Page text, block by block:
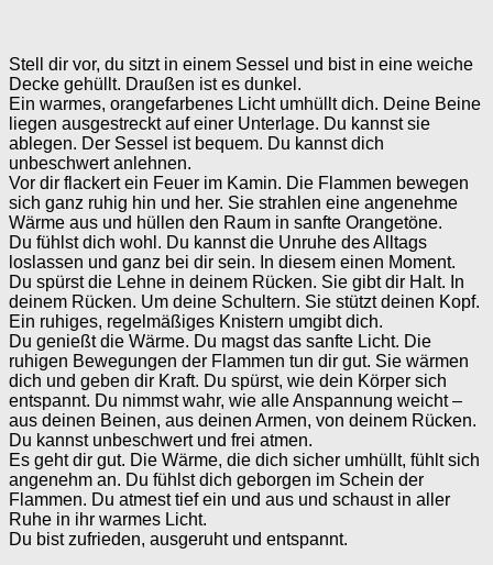
Stell dir vor, du sitzt in einem Sessel und bist in eine weiche
Decke gehüllt. Draußen ist es dunkel.
Ein warmes, orangefarbenes Licht umhüllt dich. Deine Beine
liegen ausgestreckt auf einer Unterlage. Du kannst sie
ablegen. Der Sessel ist bequem. Du kannst dich
unbeschwert anlehnen.
Vor dir flackert ein Feuer im Kamin. Die Flammen bewegen
sich ganz ruhig hin und her. Sie strahlen eine angenehme
Wärme aus und hüllen den Raum in sanfte Orangetöne.
Du fühlst dich wohl. Du kannst die Unruhe des Alltags
loslassen und ganz bei dir sein. In diesem einen Moment.
Du spürst die Lehne in deinem Rücken. Sie gibt dir Halt. In
deinem Rücken. Um deine Schultern. Sie stützt deinen Kopf.
Ein ruhiges, regelmäßiges Knistern umgibt dich.
Du genießt die Wärme. Du magst das sanfte Licht. Die
ruhigen Bewegungen der Flammen tun dir gut. Sie wärmen
dich und geben dir Kraft. Du spürst, wie dein Körper sich
entspannt. Du nimmst wahr, wie alle Anspannung weicht –
aus deinen Beinen, aus deinen Armen, von deinem Rücken.
Du kannst unbeschwert und frei atmen.
Es geht dir gut. Die Wärme, die dich sicher umhüllt, fühlt sich
angenehm an. Du fühlst dich geborgen im Schein der
Flammen. Du atmest tief ein und aus und schaust in aller
Ruhe in ihr warmes Licht.
Du bist zufrieden, ausgeruht und entspannt.